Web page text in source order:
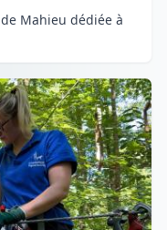
Mahieu dédiée à